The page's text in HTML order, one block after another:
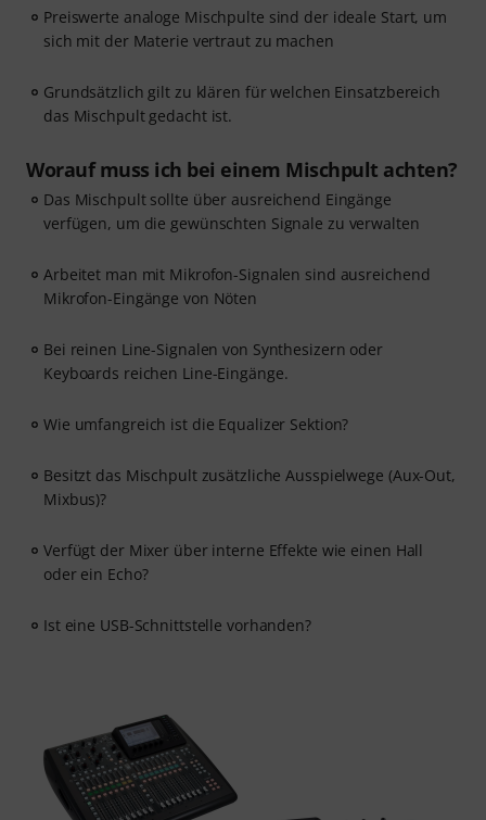
Preiswerte analoge Mischpulte sind der ideale Start, um
sich mit der Materie vertraut zu machen
Grundsätzlich gilt zu klären für welchen Einsatzbereich
das Mischpult gedacht ist.
Worauf muss ich bei einem Mischpult achten?
Das Mischpult sollte über ausreichend Eingänge
verfügen, um die gewünschten Signale zu verwalten
Arbeitet man mit Mikrofon-Signalen sind ausreichend
Mikrofon-Eingänge von Nöten
Bei reinen Line-Signalen von Synthesizern oder
Keyboards reichen Line-Eingänge.
Wie umfangreich ist die Equalizer Sektion?
Besitzt das Mischpult zusätzliche Ausspielwege (Aux-Out,
Mixbus)?
Verfügt der Mixer über interne Effekte wie einen Hall
oder ein Echo?
Ist eine USB-Schnittstelle vorhanden?